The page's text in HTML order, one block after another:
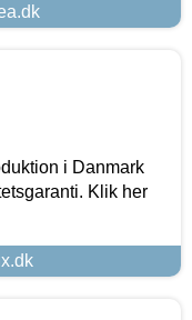
i Danmark
Klik her